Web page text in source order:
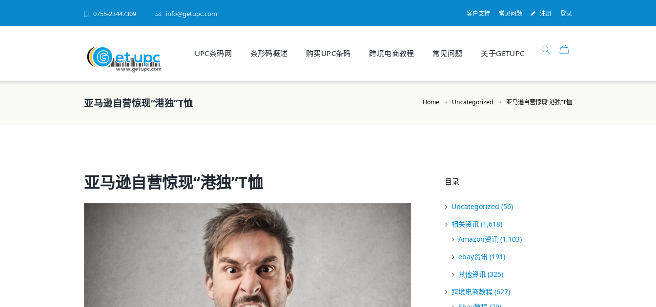
0755-23447309 info@getupc.com 客户支持 常见问题 注册 登录
UPC条码网 条形码概述 购买UPC条码 跨境电商教程 常见问题 关于GETUPC
亚马逊自营惊现“港独”T恤 Home Uncategorized 亚马逊自营惊现“港独”T恤
亚马逊自营惊现“港独”T恤 目录
Uncategorized (56)
相关资讯 (1,618)
Amazon资讯 (1,103)
ebay资讯 (191)
其他资讯 (325)
跨境电商教程 (627)